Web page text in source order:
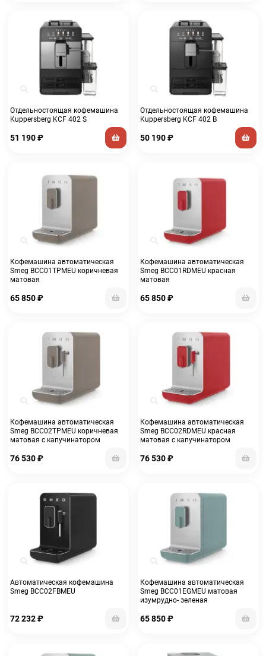
Отдельностоящая кофемашина
Kuppersberg KCF 402 S
51 190₽
Отдельностоящая кофемашина
Kuppersberg KCF 402 B
50 190₽
Кофемашина автоматическая
Smeg BCC01TPMEU коричневая
матовая
65 850₽
Кофемашина автоматическая
Smeg BCC01RDMEU красная
матовая
65 850₽
Кофемашина автоматическая
Smeg BCC02TPMEU коричневая
матовая с капучинатором
76 530₽
Кофемашина автоматическая
Smeg BCC02RDMEU красная
матовая с капучинатором
76 530₽
Автоматическая кофемашина
Smeg BCC02FBMEU
72 232₽
Кофемашина автоматическая
Smeg BCC01EGMEU матовая
изумрудно- зеленая
65 850₽